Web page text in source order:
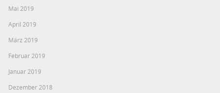
Mai 2019
April 2019
März 2019
Februar 2019
Januar 2019
Dezember 2018